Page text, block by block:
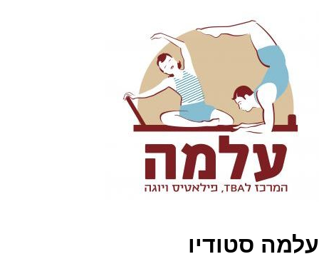
עלמה סטודיו